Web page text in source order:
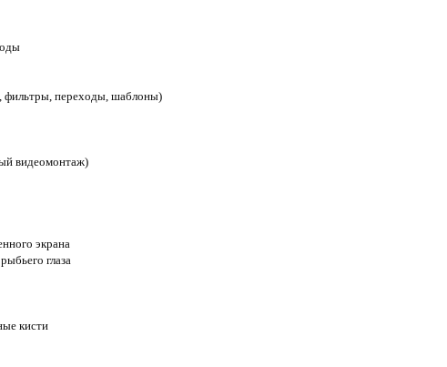
фильтры, переходы, шаблоны)
видеомонтаж)
экрана
глаза
кисти